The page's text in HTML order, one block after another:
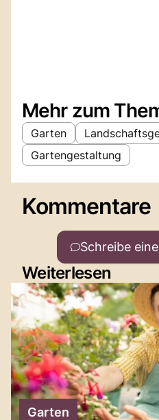
Mehr zum
Garten
Gartengestaltung
Kommentare
Schreibe
Weiterlesen
Garten